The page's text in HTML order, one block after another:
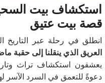
استكشاف بيت
قصة بيت عتيق
انطلق في رحلة عبر التاريخ
العريق الذي ينقلنا إلى حقبة
يعشقون استكشاف تراث
دعوةً للتعمق في السرد الآسر